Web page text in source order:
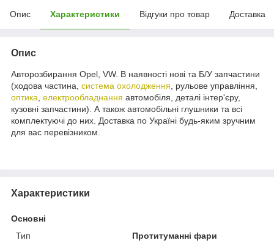
Опис Характеристики Відгуки про товар Доставка
Опис
Авторозбирання Opel, VW. В наявності нові та Б/У запчастини
(ходова частина, система охолодження , рульове управління,
оптика електрообладнання автомобіля, деталі інтер'єру,
кузовні запчастини). А також автомобільні глушники та всі
комплектуючі до них. Доставка по Україні будь-яким зручним
для вас перевізником.
Характеристики
Основні
Тип
Протитуманні фари